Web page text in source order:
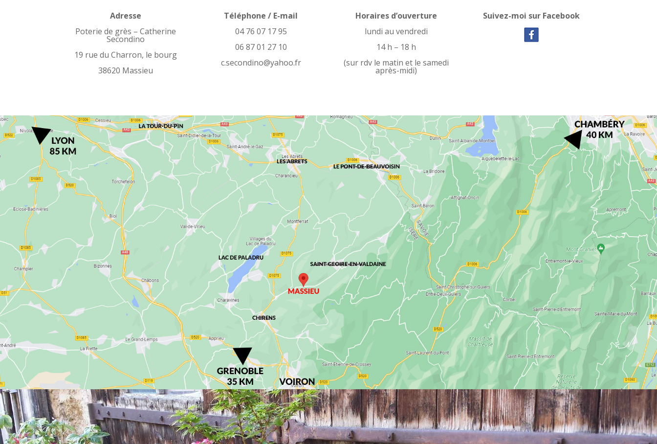
Adresse
Poterie de grès – Catherine
Secondino
19 rue du Charron, le bourg
38620 Massieu
Téléphone / E-mail
04 76 07 17 95
06 87 01 27 10
c.secondino@yahoo.fr
Horaires d’ouverture
lundi au vendredi
14 h – 18 h
(sur rdv le matin et le samedi
après-midi)
Suivez-moi sur Facebook